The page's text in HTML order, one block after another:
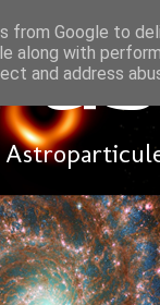
from Google to
along with
and address